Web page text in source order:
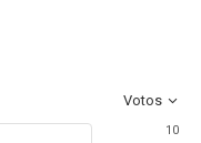
Votos
10